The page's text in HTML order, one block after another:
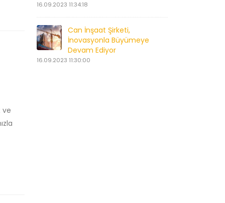
ve
16.09.2023 11:34:18
Can İnşaat Şirketi,
İnovasyonla Büyümeye
Devam Ediyor
16.09.2023 11:30:00